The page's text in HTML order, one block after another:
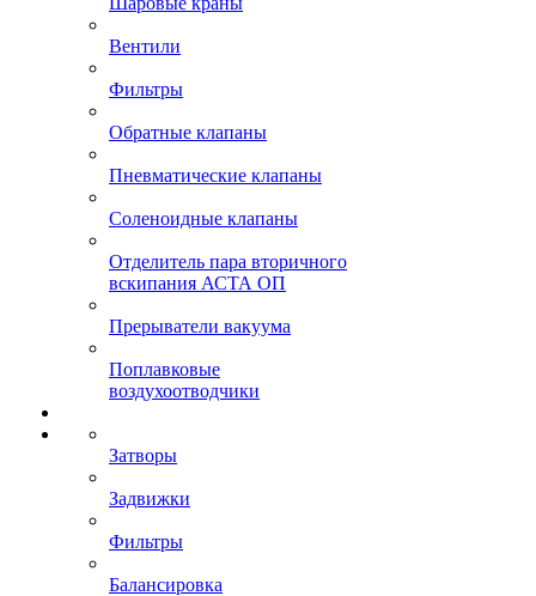
Вентили
Фильтры
Обратные клапаны
Пневматические клапаны
Соленоидные клапаны
Отделитель пара вторичного
вскипания АСТА ОП
Прерыватели вакуума
Поплавковые
воздухоотводчики
Затворы
Задвижки
Фильтры
Балансировка